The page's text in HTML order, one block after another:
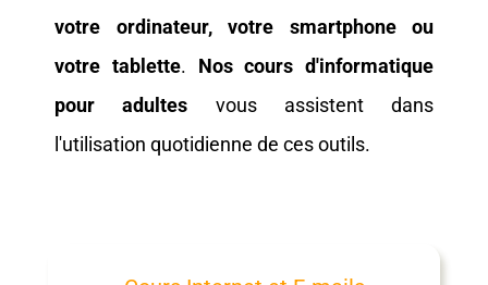
votre ordinateur, votre smartphone ou
votre tablette. Nos cours d'informatique
pour adultes vous assistent dans
l'utilisation quotidienne de ces outils.